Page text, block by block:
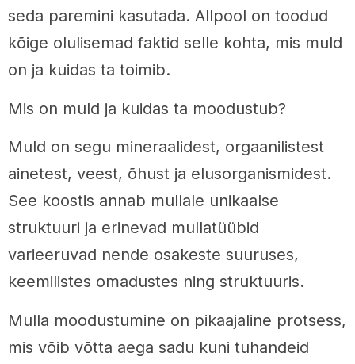
seda paremini kasutada. Allpool on toodud
kõige olulisemad faktid selle kohta, mis muld
on ja kuidas ta toimib.
Mis on muld ja kuidas ta moodustub?
Muld on segu mineraalidest, orgaanilistest
ainetest, veest, õhust ja elusorganismidest.
See koostis annab mullale unikaalse
struktuuri ja erinevad mullatüübid
varieeruvad nende osakeste suuruses,
keemilistes omadustes ning struktuuris.
Mulla moodustumine on pikaajaline protsess,
mis võib võtta aega sadu kuni tuhandeid